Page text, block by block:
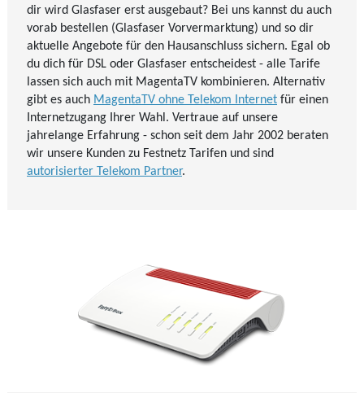
dir wird Glasfaser erst ausgebaut? Bei uns kannst du auch
vorab bestellen (Glasfaser Vorvermarktung) und so dir
aktuelle Angebote für den Hausanschluss sichern. Egal ob
du dich für DSL oder Glasfaser entscheidest - alle Tarife
lassen sich auch mit MagentaTV kombinieren. Alternativ
gibt es auch MagentaTV ohne Telekom Internet für einen
Internetzugang Ihrer Wahl. Vertraue auf unsere
jahrelange Erfahrung - schon seit dem Jahr 2002 beraten
wir unsere Kunden zu Festnetz Tarifen und sind
autorisierter Telekom Partner.